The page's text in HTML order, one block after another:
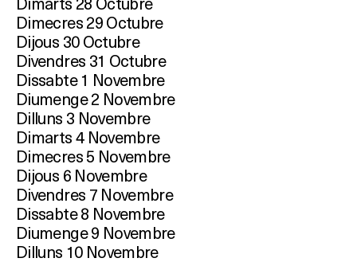
Dimecres 29 Octubre
Dijous 30 Octubre
Divendres 31 Octubre
Dissabte 1 Novembre
Diumenge 2 Novembre
Dilluns 3 Novembre
Dimarts 4 Novembre
Dimecres 5 Novembre
Dijous 6 Novembre
Divendres 7 Novembre
Dissabte 8 Novembre
Diumenge 9 Novembre
Dilluns 10 Novembre